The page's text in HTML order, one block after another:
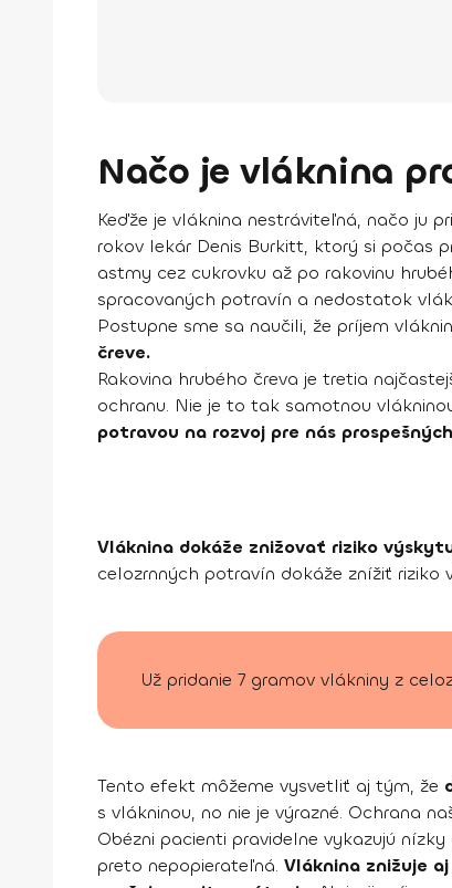
Načo je vláknina
Keďže je vláknina nestráviteľná, načo ju
rokov lekár Denis Burkitt, ktorý si počas
astmy cez cukrovku až po rakovinu
spracovaných potravín a nedostatok
Postupne sme sa naučili, že príjem
čreve.
Rakovina hrubého čreva je tretia
ochranu. Nie je to tak samotnou
potravou na rozvoj pre nás
Vláknina dokáže znižovať riziko
celozrnných potravín dokáže znížiť riziko
Už pridanie 7 gramov vlákniny z
Tento efekt môžeme vysvetliť aj tým, že
s vlákninou, no nie je výrazné. Ochrana
Obézni pacienti pravidelne vykazujú
preto nepopierateľná. Vláknina znižuje aj